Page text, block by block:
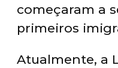
começaram a
primeiros
Atualmente, a